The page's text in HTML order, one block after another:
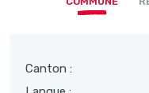
Canton :